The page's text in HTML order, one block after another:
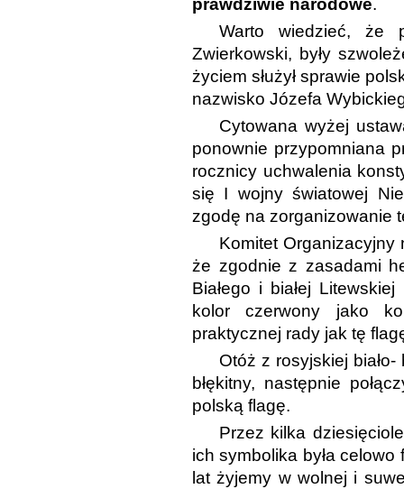
prawdziwie narodowe.
Warto wiedzieć, że
Zwierkowski, były
życiem służył sprawie
nazwisko Józefa
Cytowana wyżej
ponownie przypomniana
rocznicy uchwalenia
się I wojny światowej
zgodę na zorganizowanie
Komitet Organizacyjny
że zgodnie z zasadami
Białego i białej
kolor czerwony jako
praktycznej rady jak tę
Otóż z rosyjskiej
błękitny, następnie
polską flagę.
Przez kilka
ich symbolika była
lat żyjemy w wolnej i